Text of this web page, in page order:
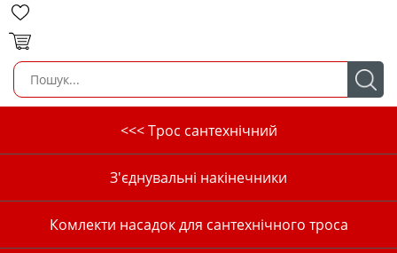
<<< Трос сантехнічний
З'єднувальні накінечники
Комлекти насадок для сантехнічного троса